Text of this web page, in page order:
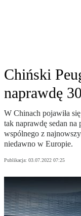
Chiński
naprawdę
W Chinach pojawiła
tak naprawdę sedan na
wspólnego z
niedawno w Europie.
Publikacja: 03.07.2022 07:25